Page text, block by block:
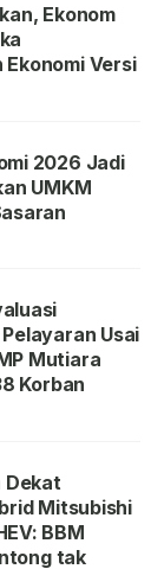
Ekonom
Versi
2026 Jadi
UMKM
Usai
Mutiara
Korban
Dekat
Mitsubishi
BBM
tak